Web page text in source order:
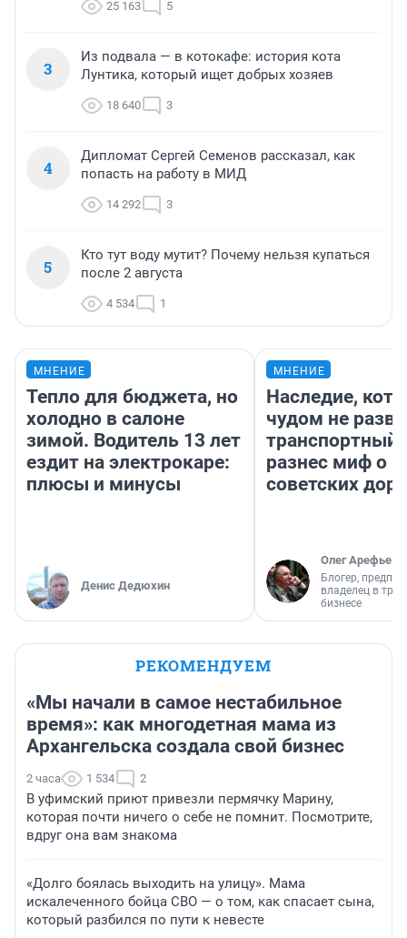
25 163 5
3
Из подвала — в котокафе: история кота
Лунтика, который ищет добрых хозяев
18 640 3
4
Дипломат Сергей Семенов рассказал, как
попасть на работу в МИД
14 292 3
5
Кто тут воду мутит? Почему нельзя купаться
после 2 августа
4 534 1
МНЕНИЕ
Тепло для бюджета, но
холодно в салоне
зимой. Водитель 13 лет
ездит на электрокаре:
плюсы и минусы
Денис Дедюхин
МНЕНИЕ
Наследие,
чудом не
транспортный
разнес миф о
советских
Олег Арефьев
Блогер,
владелец в
бизнесе
РЕКОМЕНДУЕМ
«Мы начали в самое нестабильное
время»: как многодетная мама из
Архангельска создала свой бизнес
2 часа 1 534 2
В уфимский приют привезли пермячку Марину,
которая почти ничего о себе не помнит. Посмотрите,
вдруг она вам знакома
«Долго боялась выходить на улицу». Мама
искалеченного бойца СВО — о том, как спасает сына,
который разбился по пути к невесте